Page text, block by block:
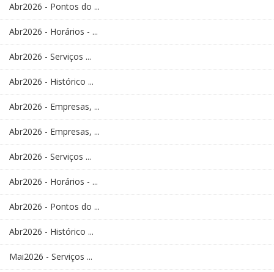
Abr2026 - Pontos do ...
Abr2026 - Horários - ...
Abr2026 - Serviços ...
Abr2026 - Histórico ...
Abr2026 - Empresas, ...
Abr2026 - Empresas, ...
Abr2026 - Serviços ...
Abr2026 - Horários - ...
Abr2026 - Pontos do ...
Abr2026 - Histórico ...
Mai2026 - Serviços ...